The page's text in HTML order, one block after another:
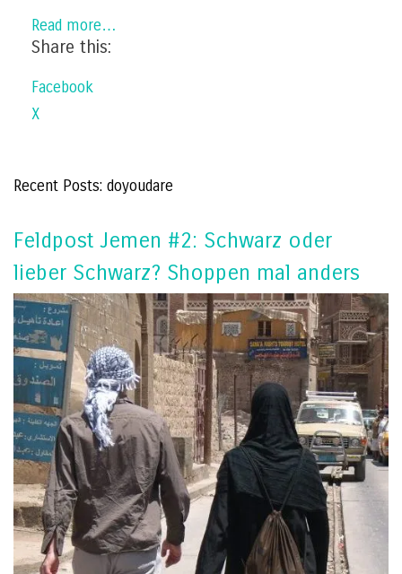
Read more…
Share this:
Facebook
X
Recent Posts: doyoudare
Feldpost Jemen #2: Schwarz oder
lieber Schwarz? Shoppen mal anders